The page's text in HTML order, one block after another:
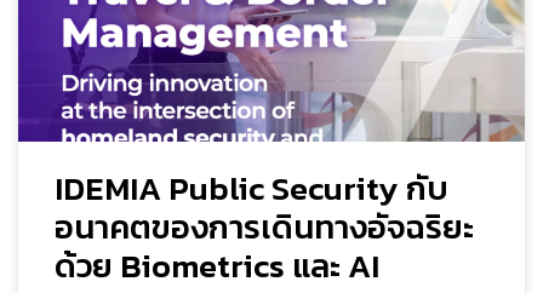
IDEMIA Public Security กับ
อนาคตของการเดินทางอัจฉริยะ
ด้วย Biometrics และ AI